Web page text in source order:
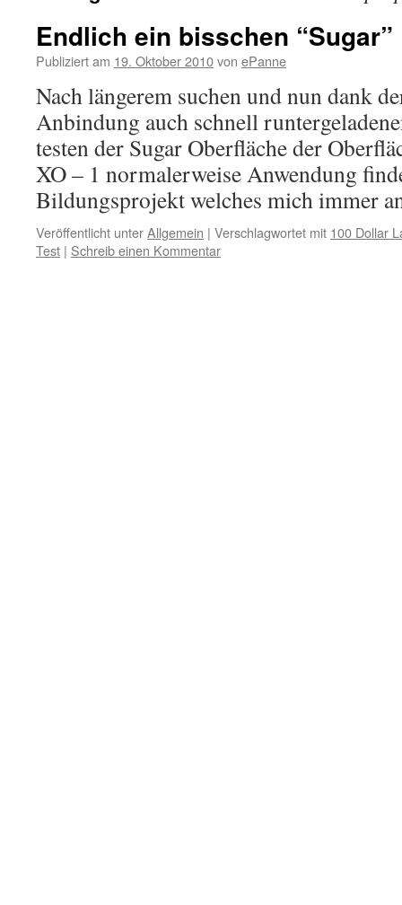
Endlich ein bisschen “Sugar”
Publiziert am 19. Oktober 2010von ePanne
Nach längerem suchen und nun dank
Anbindung auch schnell
testen der Sugar Oberfläche der
XO – 1 normalerweise Anwendung
Bildungsprojekt welches mich immer
Veröffentlicht unterAllgemein | Verschlagwortet mit 100 Dollar
Test | Schreib einen Kommentar